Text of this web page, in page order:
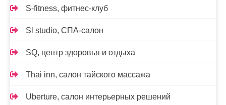
S-fitness, фитнес-клуб
Sl studio, СПА-салон
SQ, центр здоровья и отдыха
Thai inn, салон тайского массажа
Uberture, салон интерьерных решений